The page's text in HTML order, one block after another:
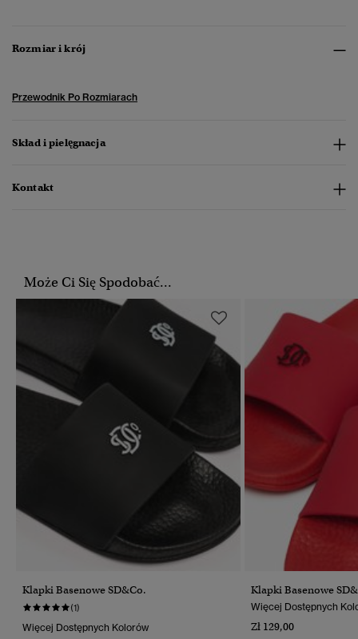
Rozmiar i krój
Przewodnik Po Rozmiarach
Skład i pielęgnacja
Kontakt
Może Ci Się Spodobać...
Klapki Basenowe SD&Co.
(1)
Więcej Dostępnych Kolorów
Klapki Basenowe
Więcej Dostępnych
Zł 129,00